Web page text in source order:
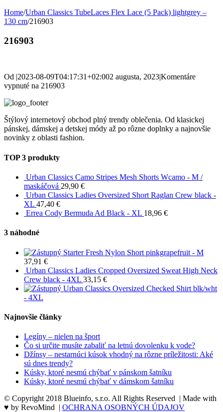
Home/Urban Classics TubeLaces Flex Lace (5 Pack) lightgrey –
130 cm/216903
216903
Od |2023-08-09T04:17:31+02:002 augusta, 2023|Komentáre
vypnuté na 216903
Štýlový internetový obchod plný trendy oblečenia. Od klasickej
pánskej, dámskej a detskej módy až po rôzne doplnky a najnovšie
novinky z oblasti fashion.
TOP 3 produkty
Urban Classics Camo Stripes Mesh Shorts Wcamo - M /
maskáčová 29,90 €
Urban Classics Ladies Oversized Short Raglan Crew black -
XL 47,40 €
Errea Cody Bermuda Ad Black - XL 18,96 €
3 náhodné
Starter Fresh Nylon Short pinkgrapefruit - M
37,91 €
Urban Classics Ladies Cropped Oversized Sweat High Neck
Crew black - 4XL 33,15 €
Urban Classics Oversized Checked Shirt blk/wht
- 4XL
Najnovšie články
Legíny – nielen na šport
Čo si určite musíte zabaliť na letnú dovolenku k vode?
Džínsy – nestarnúci kúsok vhodný na rôzne príležitosti: Aké
sú dnes trendy?
Kúsky, ktoré nesmú chýbať v pánskom šatníku
Kúsky, ktoré nesmú chýbať v dámskom šatníku
© Copyright 2018 Blueinfo, s.r.o. All Rights Reserved | Made with
♥ by RevoMind | OCHRANA OSOBNÝCH ÚDAJOV